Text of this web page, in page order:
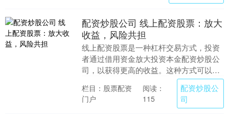
配资炒股公司 线上配资股票：放大
收益，风险共担
线上配资股票是一种杠杆交易方式，投资
者通过借用资金放大投资本金配资炒股公
司，以获得更高的收益。这种方式可以有
效提升收益率，但同时也会带来更高的风
险。 * **放....
栏目：股票配资
门户
阅读：
115
配资炒股公
司